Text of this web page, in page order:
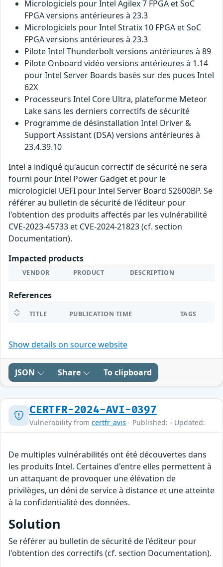
Micrologiciels pour Intel Agilex 7 FPGA et SoC
FPGA versions antérieures à 23.3
Micrologiciels pour Intel Stratix 10 FPGA et SoC
FPGA versions antérieures à 23.3
Pilote Intel Thunderbolt versions antérieures à 89
Pilote Onboard vidéo versions antérieures à 1.14
pour Intel Server Boards basés sur des puces Intel
62X
Processeurs Intel Core Ultra, plateforme Meteor
Lake sans les derniers correctifs de sécurité
Programme de désinstallation Intel Driver &
Support Assistant (DSA) versions antérieures à
23.4.39.10
Intel a indiqué qu'aucun correctif de sécurité ne sera
fourni pour Intel Power Gadget et pour le
micrologiciel UEFI pour Intel Server Board S2600BP. Se
référer au bulletin de sécurité de l'éditeur pour
l'obtention des produits affectés par les vulnérabilité
CVE-2023-45733 et CVE-2024-21823 (cf. section
Documentation).
Impacted products
VENDOR PRODUCT DESCRIPTION
References
TITLE PUBLICATION TIME TAGS
Show details on source website
JSON Share To clipboard
CERTFR-2024-AVI-0397
Vulnerability from certfr_avis - Published: - Updated:
De multiples vulnérabilités ont été découvertes dans
les produits Intel. Certaines d'entre elles permettent à
un attaquant de provoquer une élévation de
privilèges, un déni de service à distance et une atteinte
à la confidentialité des données.
Solution
Se référer au bulletin de sécurité de l'éditeur pour
l'obtention des correctifs (cf. section Documentation).